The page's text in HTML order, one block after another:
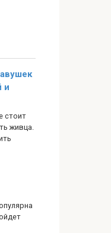
и
стоит
живца.